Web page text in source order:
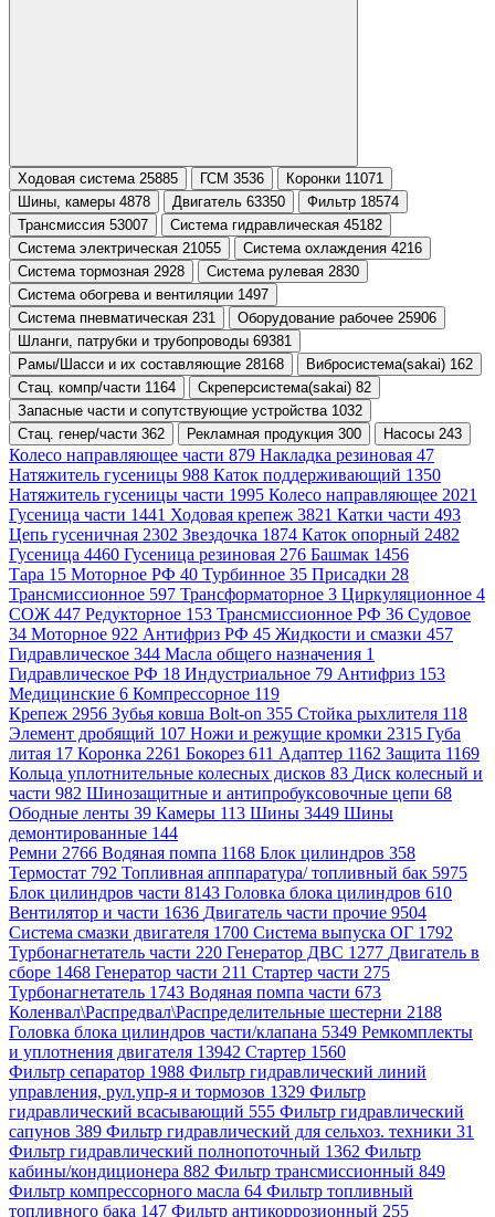
Ходовая система 25885 ГСМ 3536
Коронки 11071
Шины, камеры 4878
Двигатель 63350
Фильтр 18574
Трансмиссия 53007
Система гидравлическая 45182
Система электрическая 21055
Система охлаждения 4216
Система тормозная 2928
Система рулевая 2830
Система обогрева и вентиляции 1497
Система пневматическая 231
Оборудование рабочее 25906
Шланги, патрубки и трубопроводы 69381
Рамы/Шасси и их составляющие 28168
Вибросистема(sakai) 162
Стац. компр/части 1164
Скреперсистема(sakai) 82
Запасные части и сопутствующие устройства 1032
Стац. генер/части 362
Рекламная продукция 300 Насосы 243
Колесо направляющее части 879 Накладка резиновая 47
Натяжитель гусеницы 988 Каток поддерживающий 1350
Натяжитель гусеницы части 1995 Колесо направляющее 2021
Гусеница части 1441 Ходовая крепеж 3821 Катки части 493
Цепь гусеничная 2302 Звездочка 1874 Каток опорный 2482
Гусеница 4460 Гусеница резиновая 276 Башмак 1456
Тара 15 Моторное РФ 40 Турбинное 35 Присадки 28
Трансмиссионное 597 Трансформаторное 3 Циркуляционное 4
СОЖ 447 Редукторное 153 Трансмиссионное РФ 36 Судовое
34 Моторное 922 Антифриз РФ 45 Жидкости и смазки 457
Гидравлическое 344 Масла общего назначения 1
Гидравлическое РФ 18 Индустриальное 79 Антифриз 153
Медицинские 6 Компрессорное 119
Крепеж 2956 Зубья ковша Bolt-on 355 Стойка рыхлителя 118
Элемент дробящий 107 Ножи и режущие кромки 2315 Губа
литая 17 Коронка 2261 Бокорез 611 Адаптер 1162 Защита 1169
Кольца уплотнительные колесных дисков 83 Диск колесный и
части 982 Шинозащитные и антипробуксовочные цепи 68
Ободные ленты 39 Камеры 113 Шины 3449 Шины
демонтированные 144
Ремни 2766 Водяная помпа 1168 Блок цилиндров 358
Термостат 792 Топливная апппаратура/ топливный бак 5975
Блок цилиндров части 8143 Головка блока цилиндров 610
Вентилятор и части 1636 Двигатель части прочие 9504
Система смазки двигателя 1700 Система выпуска ОГ 1792
Турбонагнетатель части 220 Генератор ДВС 1277 Двигатель в
сборе 1468 Генератор части 211 Стартер части 275
Турбонагнетатель 1743 Водяная помпа части 673
Коленвал\Распредвал\Распределительные шестерни 2188
Головка блока цилиндров части/клапана 5349 Ремкомплекты
и уплотнения двигателя 13942 Стартер 1560
Фильтр сепаратор 1988 Фильтр гидравлический линий
управления, рул.упр-я и тормозов 1329 Фильтр
гидравлический всасывающий 555 Фильтр гидравлический
сапунов 389 Фильтр гидравлический для сельхоз. техники 31
Фильтр гидравлический полнопоточный 1362 Фильтр
кабины/кондиционера 882 Фильтр трансмиссионный 849
Фильтр компрессорного масла 64 Фильтр топливный
топливного бака 147 Фильтр антикоррозионный 255